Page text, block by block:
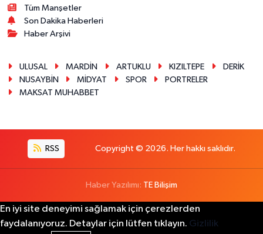
Tüm Manşetler
Son Dakika Haberleri
Haber Arşivi
ULUSAL MARDİN ARTUKLU KIZILTEPE
DERİK
NUSAYBİN
MİDYAT SPOR
PORTRELER
MAKSAT MUHABBET
RSS Copyright © 2026. Her hakkı saklıdır.
Haber Yazılımı: TE Bilişim
En iyi site deneyimi sağlamak için çerezlerden
faydalanıyoruz. Detaylar için lütfen tıklayın. Gizlilik